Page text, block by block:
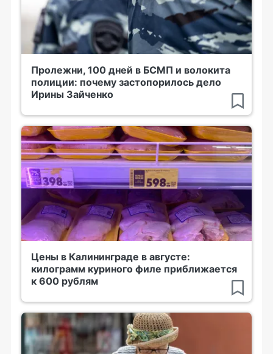
Пролежни, 100 дней в БСМП и волокита
полиции: почему застопорилось дело
Ирины Зайченко
Цены в Калининграде в августе:
килограмм куриного филе приближается
к 600 рублям